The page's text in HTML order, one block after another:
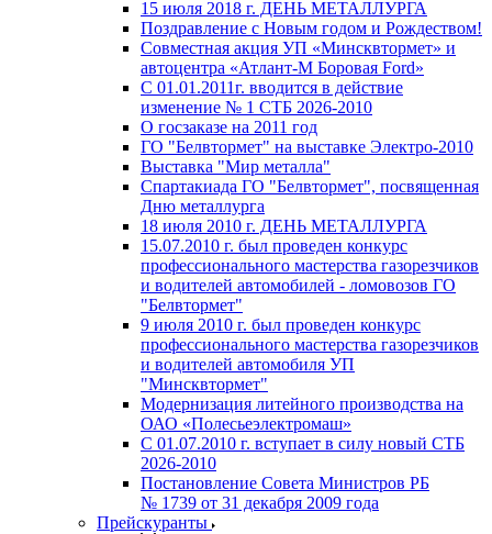
15 июля 2018 г. ДЕНЬ МЕТАЛЛУРГА
Поздравление с Новым годом и Рождеством!
Совместная акция УП «Минсквтормет» и
автоцентра «Атлант-М Боровая Ford»
С 01.01.2011г. вводится в действие
изменение № 1 СТБ 2026-2010
О госзаказе на 2011 год
ГО "Белвтормет" на выставке Электро-2010
Выставка "Мир металла"
Спартакиада ГО "Белвтормет", посвященная
Дню металлурга
18 июля 2010 г. ДЕНЬ МЕТАЛЛУРГА
15.07.2010 г. был проведен конкурс
профессионального мастерства газорезчиков
и водителей автомобилей - ломовозов ГО
"Белвтормет"
9 июля 2010 г. был проведен конкурс
профессионального мастерства газорезчиков
и водителей автомобиля УП
"Минсквтормет"
Модернизация литейного производства на
ОАО «Полесьеэлектромаш»
С 01.07.2010 г. вступает в силу новый СТБ
2026-2010
Постановление Совета Министров РБ
№ 1739 от 31 декабря 2009 года
Прейскуранты